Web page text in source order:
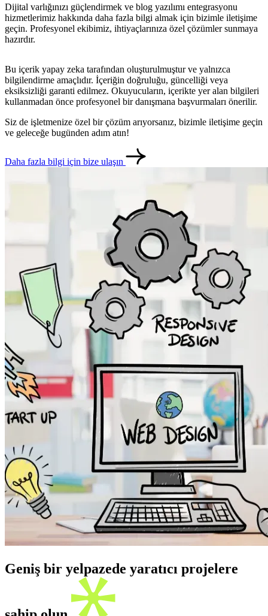
Dijital varlığınızı güçlendirmek ve blog yazılımı entegrasyonu
hizmetlerimiz hakkında daha fazla bilgi almak için bizimle iletişime
geçin. Profesyonel ekibimiz, ihtiyaçlarınıza özel çözümler sunmaya
hazırdır.
Bu içerik yapay zeka tarafından oluşturulmuştur ve yalnızca
bilgilendirme amaçlıdır. İçeriğin doğruluğu, güncelliği veya
eksiksizliği garanti edilmez. Okuyucuların, içerikte yer alan bilgileri
kullanmadan önce profesyonel bir danışmana başvurmaları önerilir.
Siz de işletmenize özel bir çözüm arıyorsanız, bizimle iletişime geçin
ve geleceğe bugünden adım atın!
Daha fazla bilgi için bize ulaşın
Geniş bir yelpazede yaratıcı projelere